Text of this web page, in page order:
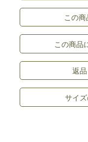
この
この商品
返
サイ